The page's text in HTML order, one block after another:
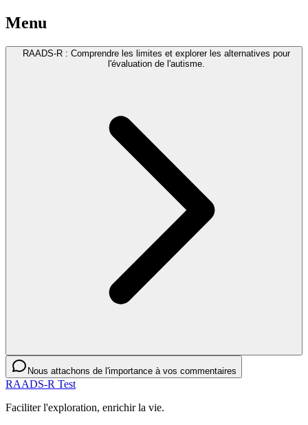
Menu
RAADS-R : Comprendre les limites et explorer les alternatives pour
l'évaluation de l'autisme.
Nous attachons de l'importance à vos commentaires
RAADS-R Test
Faciliter l'exploration, enrichir la vie.